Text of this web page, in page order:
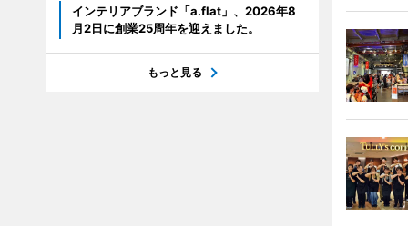
インテリアブランド「a.flat」、2026年8
月2日に創業25周年を迎えました。
もっと見る